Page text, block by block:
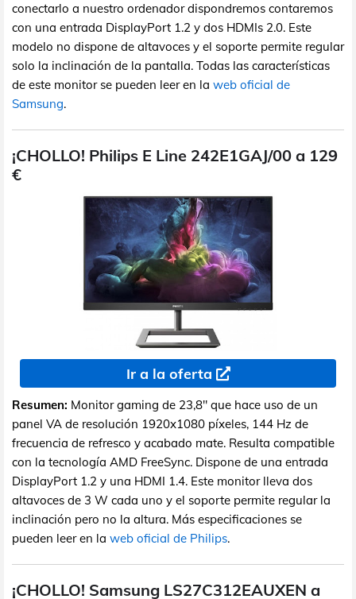
conectarlo a nuestro ordenador dispondremos contaremos
con una entrada DisplayPort 1.2 y dos HDMIs 2.0. Este
modelo no dispone de altavoces y el soporte permite regular
solo la inclinación de la pantalla. Todas las características
de este monitor se pueden leer en la web oficial de
Samsung.
¡CHOLLO! Philips E Line 242E1GAJ/00 a 129
€
Ir a la oferta
Resumen: Monitor gaming de 23,8" que hace uso de un
panel VA de resolución 1920x1080 píxeles, 144 Hz de
frecuencia de refresco y acabado mate. Resulta compatible
con la tecnología AMD FreeSync. Dispone de una entrada
DisplayPort 1.2 y una HDMI 1.4. Este monitor lleva dos
altavoces de 3 W cada uno y el soporte permite regular la
inclinación pero no la altura. Más especificaciones se
pueden leer en la web oficial de Philips.
¡CHOLLO! Samsung LS27C312EAUXEN a